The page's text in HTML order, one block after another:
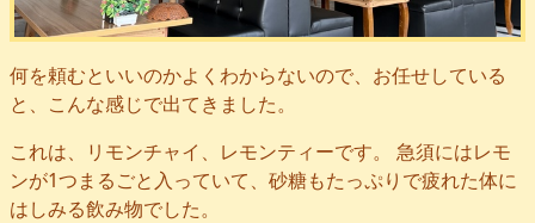
何を頼むといいのかよくわからないので、お任せしている
と、こんな感じで出てきました。
これは、リモンチャイ、レモンティーです。 急須にはレモ
ンが1つまるごと入っていて、砂糖もたっぷりで疲れた体に
はしみる飲み物でした。